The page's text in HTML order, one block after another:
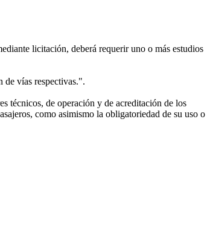
licitación, deberá requerir uno o más estudios
de vías respectivas.".
técnicos, de operación y de acreditación de los
como asimismo la obligatoriedad de su uso o